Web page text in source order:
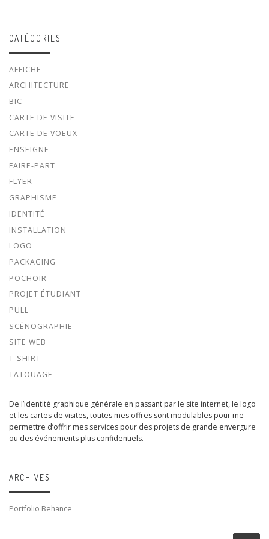
CATÉGORIES
AFFICHE
ARCHITECTURE
BIC
CARTE DE VISITE
CARTE DE VOEUX
ENSEIGNE
FAIRE-PART
FLYER
GRAPHISME
IDENTITÉ
INSTALLATION
LOGO
PACKAGING
POCHOIR
PROJET ÉTUDIANT
PULL
SCÉNOGRAPHIE
SITE WEB
T-SHIRT
TATOUAGE
De l’identité graphique générale en passant par le site internet, le logo
et les cartes de visites, toutes mes offres sont modulables pour me
permettre d’offrir mes services pour des projets de grande envergure
ou des événements plus confidentiels.
ARCHIVES
Portfolio Behance